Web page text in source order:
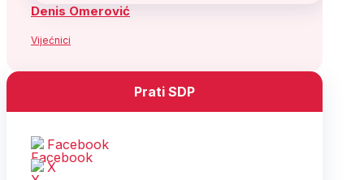
Denis Omerović
Vijećnici
Prati SDP
Facebook
X